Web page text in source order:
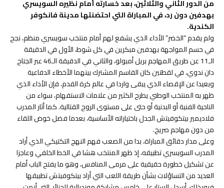
من الدور الثاني والثلاثين، بعد خسارته أمام نظيره السويسري
بهدفين دون رد، في المباراة التي احتضنتها مدينة فانكوفر
الكندية.
ولم يقدم “الخضر” الأداء الذي يشفع لهم أمام منتخب سويسري منظم، نجح
في حسم المواجهة بهدفين مبكرين في كل شوط، الأول في الدقيقة
الـ11 عن طريق المهاجم بريل أمبولو، والثاني في الدقيقة الـ46 عبر الجناح
دان ندوي، في لقطتين كان القاسم المشترك بينهما الأخطاء الدفاعية
وبعيدا عن الإقصاء الذي يبقى واردا في عالم كرة القدم، فإن الأداء الذي
ظهر به المنتخب الوطني يطرح الكثير من علامات الاستفهام، سواء من
الناحية الفنية أو البدنية أو حتى على مستوى الروح القتالية. كما أثار المدرب
فلاديمير بيتكوفيتش الجدل باختياراته الأساسية، بعدما فضل خوض اللقاء
من دون مهاجم صريح.
وعلى مدار دقائق المباراة، بدا من الصعب فهم النهج التكتيكي الذي أراد
المدرب السويسري تطبيقه، إذ ظهر المنتخب هشا في الخط الخلفي وعاجزا
عن تشكيل خطورة حقيقية على مرمى المنافس، وهو ما يفتح الباب أمام
العديد من التساؤلات بشأن طريقة اللعب التي أراد بيتكوفيتش تطبيقها